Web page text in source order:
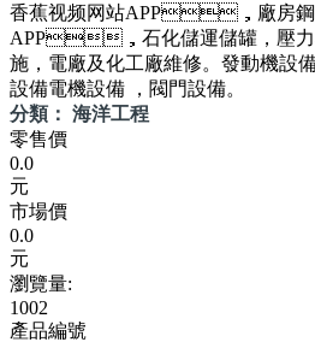
香蕉视频网站APP，廠房鋼
APP，石化儲運儲罐，壓力容
施，電廠及化工廠維修。發動機設備
設備電機設備 ，閥門設備。
分類： 海洋工程
零售價
0.0
元
市場價
0.0
元
瀏覽量:
1002
產品編號